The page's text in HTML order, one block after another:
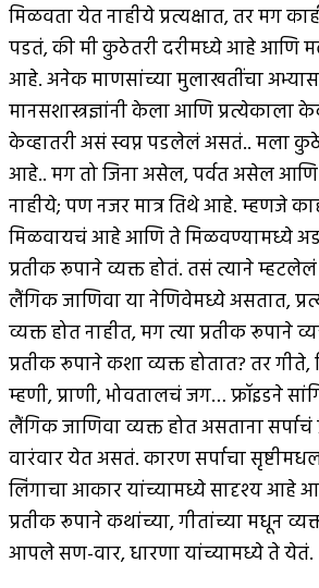
मिळवता येत नाहीये प्रत्यक्षात, तर मग
पडतं, की मी कुठेतरी दरीमध्ये आहे आणि
आहे. अनेक माणसांच्या मुलाखतींचा अभ्यास
मानसशास्त्रज्ञांनी केला आणि प्रत्येकाला
केव्हातरी असं स्वप्न पडलेलं असतं.. मला
आहे.. मग तो जिना असेल, पर्वत असेल
नाहीये; पण नजर मात्र तिथे आहे. म्हणजे
मिळवायचं आहे आणि ते मिळवण्यामध्ये
प्रतीक रूपाने व्यक्त होतं. तसं त्याने
लैंगिक जाणिवा या नेणिवेमध्ये असतात,
व्यक्त होत नाहीत, मग त्या प्रतीक रूपाने
प्रतीक रूपाने कशा व्यक्त होतात? तर
म्हणी, प्राणी, भोवतालचं जग… फ्रॉइडने
लैंगिक जाणिवा व्यक्त होत असताना सर्पाचं
वारंवार येत असतं. कारण सर्पाचा
लिंगाचा आकार यांच्यामध्ये सादृश्य आहे
प्रतीक रूपाने कथांच्या, गीतांच्या मधून
आपले सण-वार, धारणा यांच्यामध्ये ते येतं.